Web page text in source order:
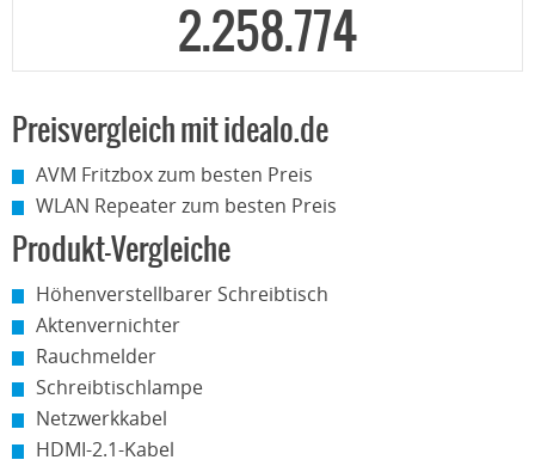
2.258.774
Preisvergleich mit idealo.de
AVM Fritzbox zum besten Preis
WLAN Repeater zum besten Preis
Produkt-Vergleiche
Höhenverstellbarer Schreibtisch
Aktenvernichter
Rauchmelder
Schreibtischlampe
Netzwerkkabel
HDMI-2.1-Kabel